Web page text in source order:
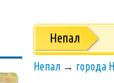
Непал
Непал → города